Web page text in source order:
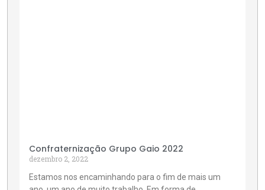
Confraternização Grupo Gaio 2022
dezembro 2, 2022
Estamos nos encaminhando para o fim de mais um